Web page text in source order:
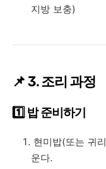
지방 보충)
📌 3. 조리 과정
1️⃣ 밥 준비하기
현미밥(또는 귀
운다.